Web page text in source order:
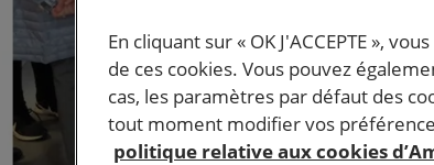
En cliquant sur « OK J'ACCEPTE »,
de ces cookies. Vous pouvez
cas, les paramètres par défaut des
tout moment modifier vos
politique relative aux cookies